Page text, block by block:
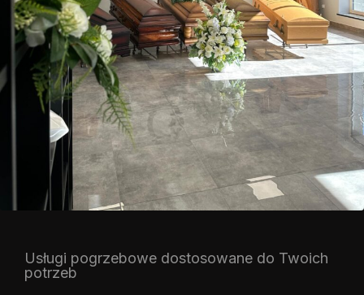
Usługi pogrzebowe dostosowane do Twoich
potrzeb